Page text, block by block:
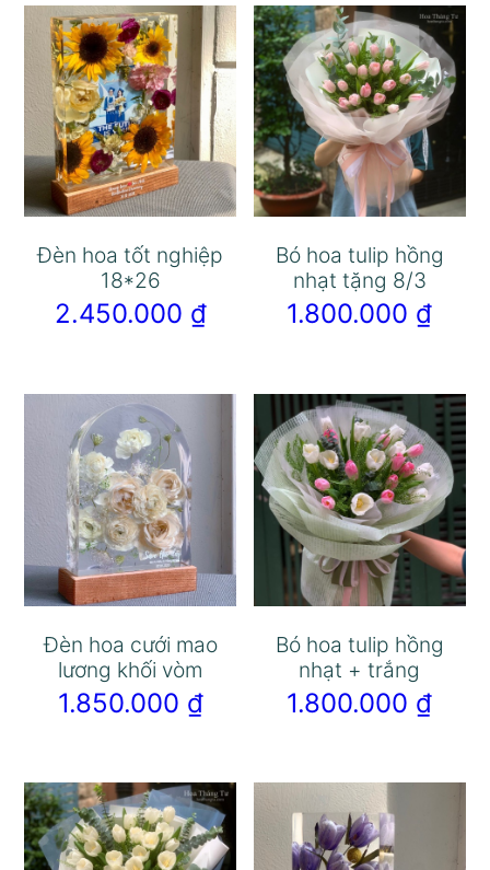
Đèn hoa tốt nghiệp
18*26
2.450.000 ₫
Bó hoa tulip hồng
nhạt tặng 8/3
1.800.000 ₫
Đèn hoa cưới mao
lương khối vòm
1.850.000 ₫
Bó hoa tulip hồng
nhạt + trắng
1.800.000 ₫